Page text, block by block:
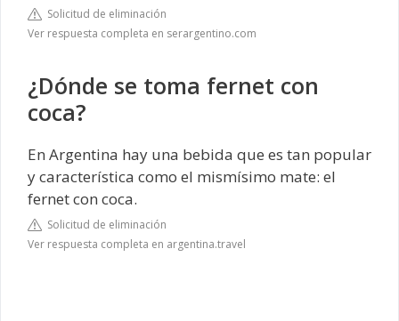
Solicitud de eliminación
Ver respuesta completa en serargentino.com
¿Dónde se toma fernet con
coca?
En Argentina hay una bebida que es tan popular
y característica como el mismísimo mate: el
fernet con coca.
Solicitud de eliminación
Ver respuesta completa en argentina.travel